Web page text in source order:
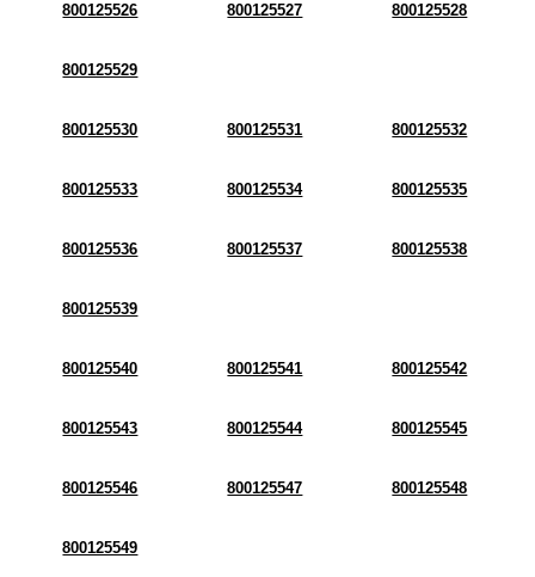
800125526 800125527 800125528
800125529
800125530 800125531 800125532
800125533 800125534 800125535
800125536 800125537 800125538
800125539
800125540 800125541 800125542
800125543 800125544 800125545
800125546 800125547 800125548
800125549